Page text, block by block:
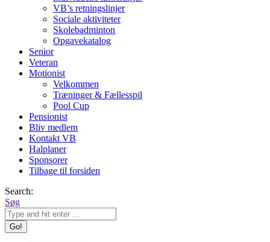
VB’s retningslinjer
Sociale aktiviteter
Skolebadminton
Opgavekatalog
Senior
Veteran
Motionist
Velkommen
Træninger & Fællesspil
Pool Cup
Pensionist
Bliv medlem
Kontakt VB
Halplaner
Sponsorer
Tilbage til forsiden
Search:
Søg